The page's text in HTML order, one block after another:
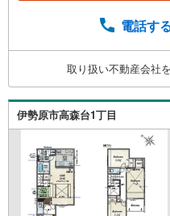
（2）本日～4日以内
5年度中間期の売買仲
介実績です】※住宅新
に感謝してこれから
す。お家探しを始め
に東宝ハウス町田に
客様のお問合せをお
電話す
取り扱い不動産会社
伊勢原市高森台1丁目